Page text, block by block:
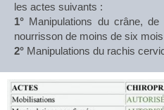
les actes suivants :
1° Manipulations du crâne,
nourrisson de moins de six
2° Manipulations du rachis